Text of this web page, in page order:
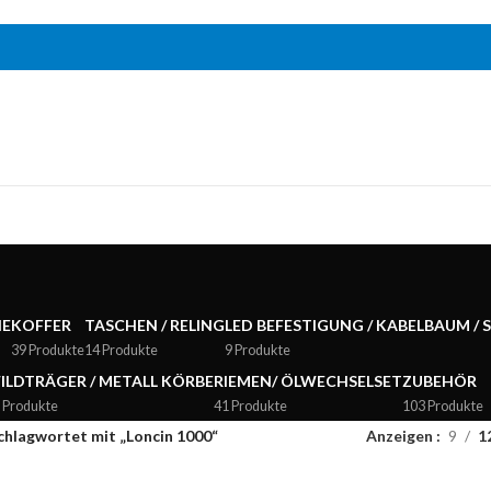
KOFFER
39 Produkte
TASCHEN / RELING
14 Produkte
LED BEFESTIGUNG / KABELBAUM /
9 Produkte
/ METALL KÖRBE
Produkte
RIEMEN/ ÖLWECHSELSET
41 Produkte
ZUBEHÖR
103 Produkte
mit „Loncin 1000“ Anzeigen 9